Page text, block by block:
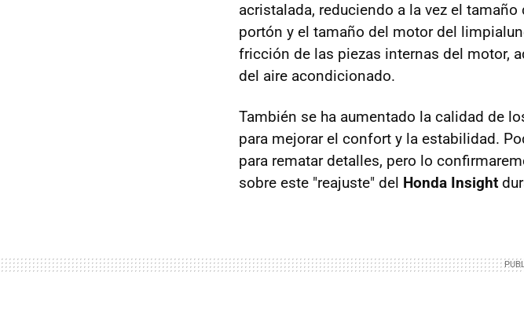
acristalada, reduciendo a la vez el
portón y el tamaño del motor del
fricción de las piezas internas del motor,
del aire acondicionado.
También se ha aumentado la calidad de
para mejorar el confort y la estabilidad.
para rematar detalles, pero lo
sobre este "reajuste" del Honda Insight